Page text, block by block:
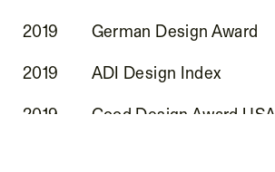
2019 German Design Award
2019 ADI Design Index
2019 Good Design Award USA